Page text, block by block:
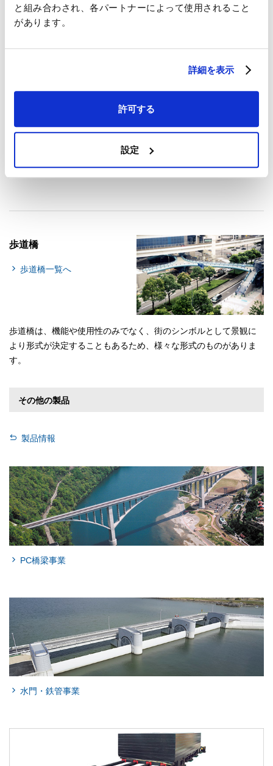
と組み合わされ、各パートナーによって使用されること
があります。
詳細を表示
許可する
設定
く経済的な形式です。比較的短支間の直線橋に適した形式です。
ラーメン橋一覧へ
橋脚と桁が一体（剛結構造）となったラーメン構造形式の橋梁で
す。
歩道橋
歩道橋一覧へ
歩道橋は、機能や使用性のみでなく、街のシンボルとして景観に
より形式が決定することもあるため、様々な形式のものがありま
す。
その他の製品
製品情報
PC橋梁事業
水門・鉄管事業